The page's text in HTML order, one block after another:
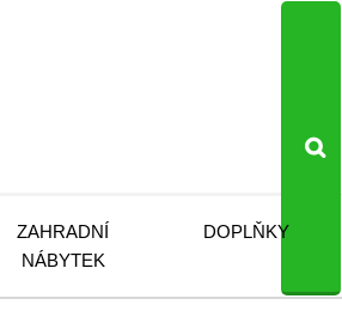
ZAHRADNÍ
NÁBYTEK
DOPLŇKY